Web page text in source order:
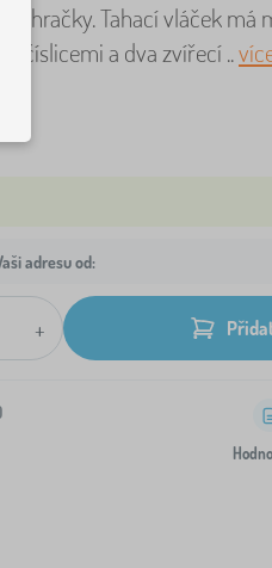
hračky. Tahací vláček má
s číslicemi a dva zvířecí ..
adresu od:
+